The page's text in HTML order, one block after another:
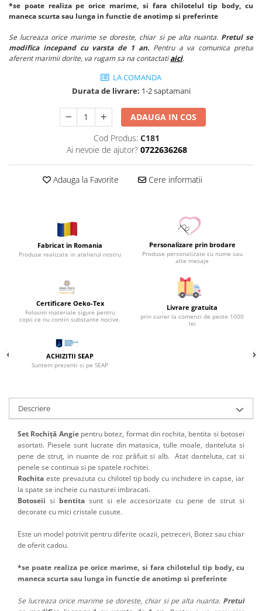
*se poate realiza pe orice marime, si fara chilotelul tip body, cu
maneca scurta sau lunga in functie de anotimp si preferinte
Se lucreaza orice marime se doreste, chiar si pe alta nuanta. Pretul se
modifica incepand cu varsta de 1 an.Pentru a va comunica pretul
aferent marimii dorite, va rugam sa na contactatiaici.
LA COMANDA
Durata de livrare: 1-2 saptamani
ADAUGA IN COS
Cod Produs: C181
Ai nevoie de ajutor? 0722636268
Adauga la Favorite Cere informatii
Fabricat in Romania
Produse realizate in atelierul nostru
Personalizare prin brodare
Produse personalizate cu nume sau
alte mesaje
Certificare Oeko-Tex
Folosim materiale sigure pentru
copii ce nu contin substante nocive.
Livrare gratuita
prin curier la comenzi de peste 1000
lei
ACHIZITII SEAP
Suntem prezenti si pe SEAP
Descriere
Set Rochiţă Angiepentru botez, format din rochita, bentita si botosei
asortati. Piesele sunt lucrate din matasica, tulle moale, danteluta si
pene de struț, in nuante de roz prăfuit si alb. Atat danteluta, cat si
penele se continua si pe spatele rochitei.
Rochita este prevazuta cu chilotel tip body cu inchidere in capse, iar
la spate se incheie cu nasturei imbracati.
Botoseii si bentita sunt si ele accesorizate cu pene de strut si
decorate cu mici cristale cusute.
Este un model potrivit pentru diferite ocazii, petreceri, Botez sau chiar
de oferit cadou.
*se poate realiza pe orice marime, si fara chilotelul tip body, cu
maneca scurta sau lunga in functie de anotimp si preferinte
Se lucreaza orice marime se doreste, chiar si pe alta nuanta. Pretul